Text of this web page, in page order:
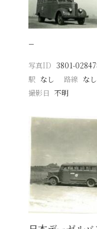
−
写真ID 3801-
駅 なし 路線 なし
撮影日
不明